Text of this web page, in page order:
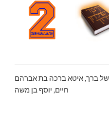
ברך, איטא ברכה בת אברהם
חיים, יוסף בן משה